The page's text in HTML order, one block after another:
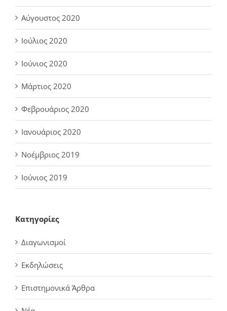
Αύγουστος 2020
Ιούλιος 2020
Ιούνιος 2020
Μάρτιος 2020
Φεβρουάριος 2020
Ιανουάριος 2020
Νοέμβριος 2019
Ιούνιος 2019
Kατηγορίες
Διαγωνισμοί
Εκδηλώσεις
Επιστημονικά Άρθρα